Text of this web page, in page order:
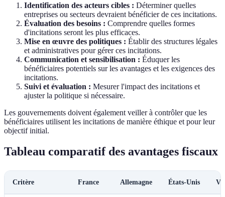
Identification des acteurs cibles : Déterminer quelles
entreprises ou secteurs devraient bénéficier de ces incitations.
Évaluation des besoins : Comprendre quelles formes
d'incitations seront les plus efficaces.
Mise en œuvre des politiques : Établir des structures légales
et administratives pour gérer ces incitations.
Communication et sensibilisation : Éduquer les
bénéficiaires potentiels sur les avantages et les exigences des
incitations.
Suivi et évaluation : Mesurer l'impact des incitations et
ajuster la politique si nécessaire.
Les gouvernements doivent également veiller à contrôler que les
bénéficiaires utilisent les incitations de manière éthique et pour leur
objectif initial.
Tableau comparatif des avantages fiscaux
Critère France Allemagne États-Unis